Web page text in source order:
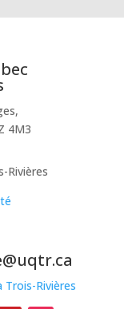
4M3
Rivières
Trois-Rivières